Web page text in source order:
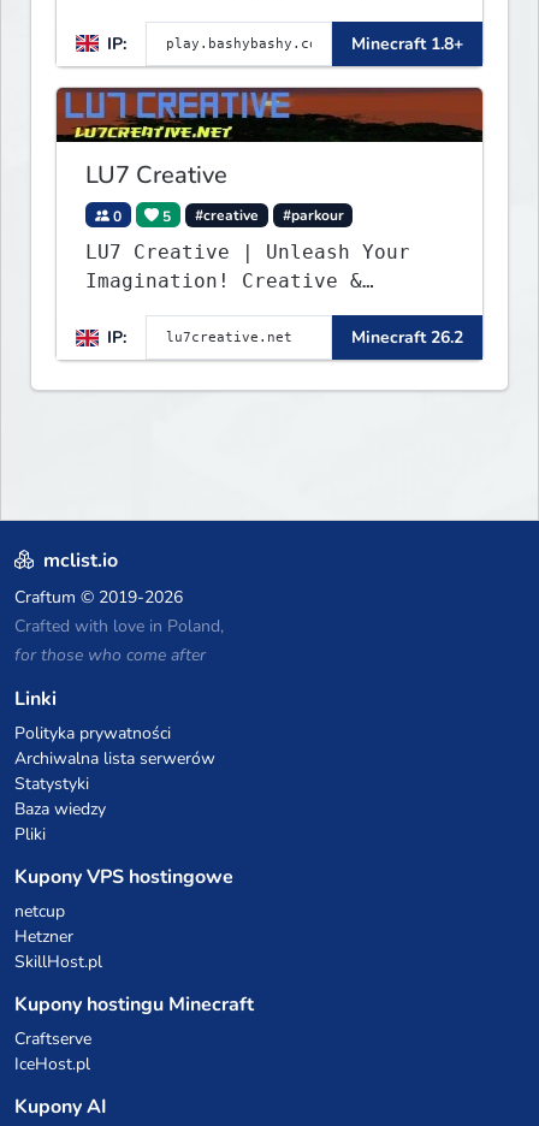
IP:
Minecraft 1.8+
LU7 Creative
0 5 #creative #parkour
LU7 Creative | Unleash Your
Imagination! Creative &
Parkour - 1.16 - 26.2
IP:
Minecraft 26.2
mclist.io
Craftum © 2019-2026
Crafted with love in Poland,
for those who come after
Linki
Polityka prywatności
Archiwalna lista serwerów
Statystyki
Baza wiedzy
Pliki
Kupony VPS hostingowe
netcup
Hetzner
SkillHost.pl
Kupony hostingu Minecraft
Craftserve
IceHost.pl
Kupony AI